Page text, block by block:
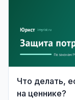
Что делать,
на ценнике?